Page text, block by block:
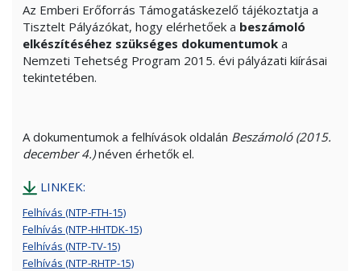
Az Emberi Erőforrás Támogatáskezelő tájékoztatja a
Tisztelt Pályázókat, hogy elérhetőek a beszámoló
elkészítéséhez szükséges dokumentumok a
Nemzeti Tehetség Program 2015. évi pályázati kiírásai
tekintetében.
A dokumentumok a felhívások oldalán Beszámoló (2015.
december 4.)néven érhetők el.
LINKEK:
Felhívás (NTP-FTH-15)
Felhívás (NTP-HHTDK-15)
Felhívás (NTP-TV-15)
Felhívás (NTP-RHTP-15)